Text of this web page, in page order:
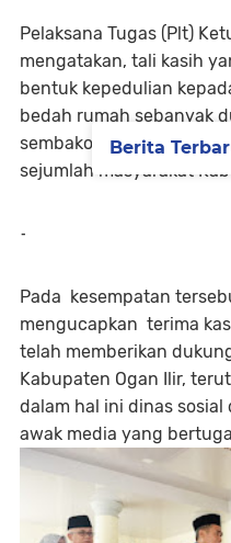
Pelaksana Tugas (Plt)
mengatakan, tali kasih
bentuk kepedulian
bedah rumah sebanyak
sembako sebanyak 100
sejumlah masyarakat
-
Pada kesempatan
mengucapkan terima
telah memberikan
Kabupaten Ogan Ilir,
dalam hal ini dinas
awak media yang
Berita